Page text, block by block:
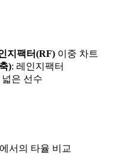
지팩터(RF) 이중 차트
): 레인지팩터
은 선수
에서의 타율 비교